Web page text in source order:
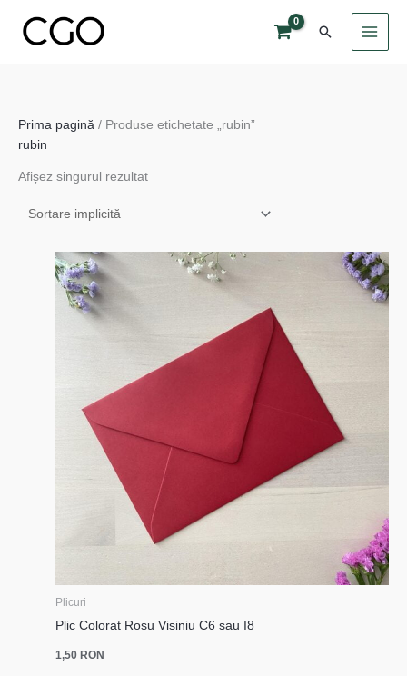
Search
Prima pagină / Produse etichetate „rubin”
rubin
Afișez singurul rezultat
Plicuri
Plic Colorat Rosu Visiniu C6 sau I8
1,50RON